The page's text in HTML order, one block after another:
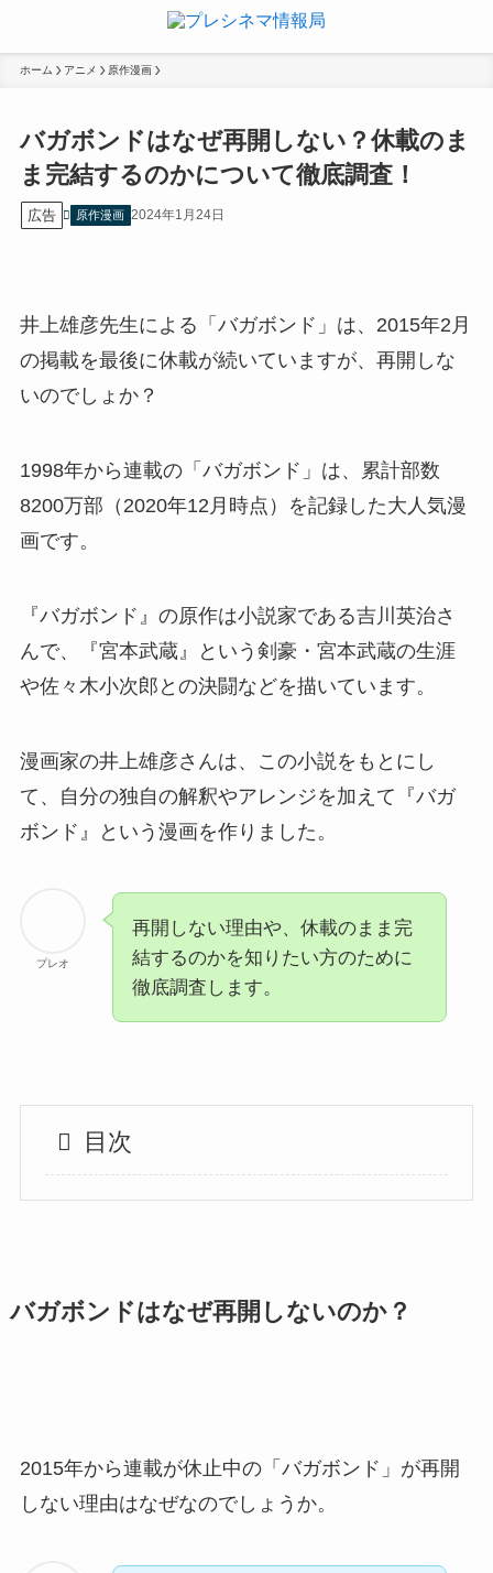
ホーム アニメ 原作漫画
バガボンドはなぜ再開しない？休載のま
ま完結するのかについて徹底調査！
広告 原作漫画 2024年1月24日
井上雄彦先生による「バガボンド」は、2015年2月
の掲載を最後に休載が続いていますが、再開しな
いのでしょか？
1998年から連載の「バガボンド」は、
累計部数
8200万部（2020年12月時点）を記録した大人気漫
画です。
『バガボンド』の原作は小説家である吉川英治さ
んで、『宮本武蔵』という剣豪・宮本武蔵の生涯
や佐々木小次郎との決闘などを描いています。
漫画家の井上雄彦さんは、この小説をもとにし
て、自分の独自の解釈やアレンジを加えて『バガ
ボンド』という漫画を作りました。
プレオ
再開しない理由や、休載のまま完
結するのかを知りたい方のために
徹底調査します。
目次
バガボンドはなぜ再開しないのか？
2015年から連載が休止中の「バガボンド」が再開
しない理由はなぜなのでしょうか。